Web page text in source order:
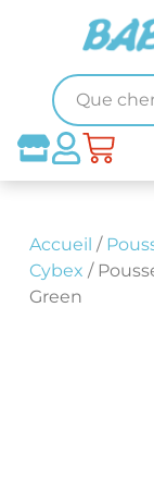
Accueil /
Cybex /
Green